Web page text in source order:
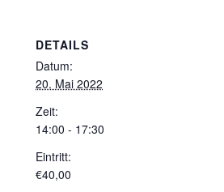
DETAILS
Datum:
20. Mai 2022
Zeit:
14:00 - 17:30
Eintritt:
€40,00